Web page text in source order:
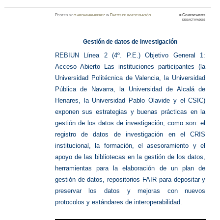
Postedbyclarisamariaperez in Datos de investigación ≈Comentarios
desactivadosen
Gestión de datos de investigación
REBIUN Línea 2 (4º. P.E.) Objetivo General 1:
Acceso Abierto Las instituciones participantes (la
Universidad Politécnica de Valencia, la Universidad
Pública de Navarra, la Universidad de Alcalá de
Henares, la Universidad Pablo Olavide y el CSIC)
exponen sus estrategias y buenas prácticas en la
gestión de los datos de investigación, como son: el
registro de datos de investigación en el CRIS
institucional, la formación, el asesoramiento y el
apoyo de las bibliotecas en la gestión de los datos,
herramientas para la elaboración de un plan de
gestión de datos, repositorios FAIR para depositar y
preservar los datos y mejoras con nuevos
protocolos y estándares de interoperabilidad.